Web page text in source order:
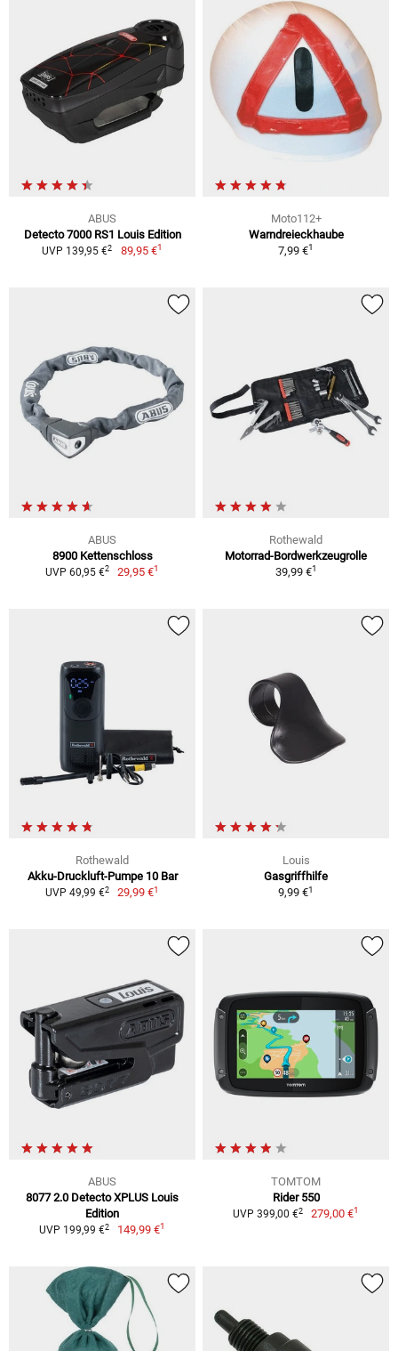
ABUS
Detecto 7000 RS1 Louis Edition
UVP 139,95 €2 89,95 €1
Moto112+
Warndreieckhaube
7,99 €1
ABUS
8900 Kettenschloss
UVP 60,95 €2 29,95 €1
Rothewald
Motorrad-Bordwerkzeugrolle
39,99 €1
Rothewald
Akku-Druckluft-Pumpe 10 Bar
UVP 49,99 €2 29,99 €1
Louis
Gasgriffhilfe
9,99 €1
ABUS
8077 2.0 Detecto XPLUS Louis
Edition
UVP 199,99 €2 149,99 €1
TOMTOM
Rider 550
UVP 399,00 €2 279,00 €1